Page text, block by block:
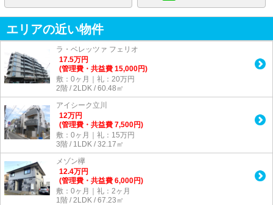
エリアの近い物件
ラ・ベレッツァ フェリオ
17.5万円
(管理費・共益費 15,000円)
敷：0ヶ月｜礼：20万円
2階 / 2LDK / 60.48㎡
アイシーク立川
12万円
(管理費・共益費 7,500円)
敷：0ヶ月｜礼：15万円
3階 / 1LDK / 32.17㎡
メゾン欅
12.4万円
(管理費・共益費 6,000円)
敷：0ヶ月｜礼：2ヶ月
1階 / 2LDK / 67.23㎡